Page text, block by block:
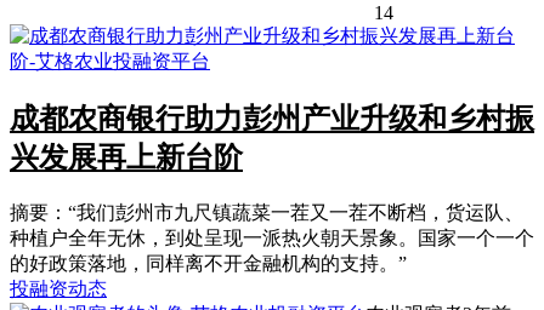
14
成都农商银行助力彭州产业升级和乡村振
兴发展再上新台阶
摘要：“我们彭州市九尺镇蔬菜一茬又一茬不断档，货运队、
种植户全年无休，到处呈现一派热火朝天景象。国家一个一个
的好政策落地，同样离不开金融机构的支持。”
投融资动态